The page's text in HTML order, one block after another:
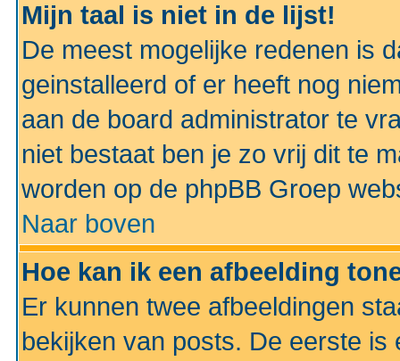
Mijn taal is niet in de lijst!
De meest mogelijke redenen is
geinstalleerd of er heeft nog
aan de board administrator te
niet bestaat ben je zo vrij dit te
worden op de phpBB Groep
Naar boven
Hoe kan ik een afbeelding
Er kunnen twee afbeeldingen
bekijken van posts. De eerste